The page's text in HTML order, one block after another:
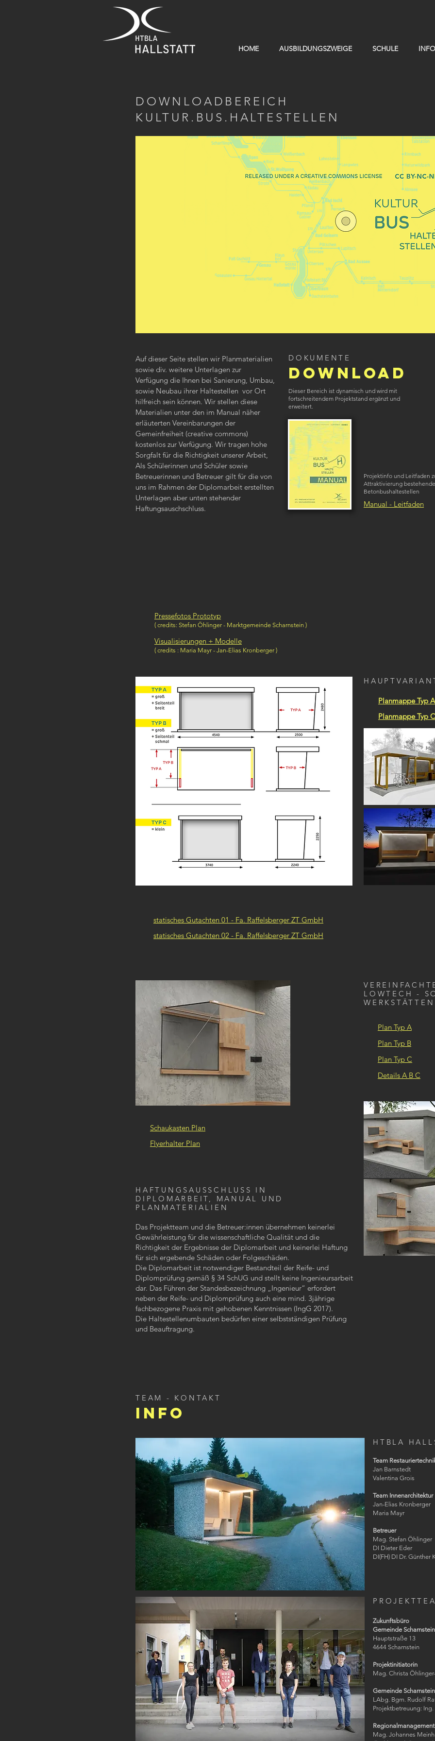
HOME AUSBILDUNGSZWEIGE SCHULE
DOWNLOADBEREICH
KULTUR.BUS.HALTESTELLEN
Auf dieser Seite stellen wir Planmaterialien
sowie div. weitere Unterlagen zur
Verfügung die Ihnen bei Sanierung, Umbau,
sowie Neubau ihrer Haltestellen vor Ort
hilfreich sein können. Wir stellen diese
Materialien unter den im Manual näher
erläuterten Vereinbarungen der
Gemeinfreiheit (creative commons)
kostenlos zur Verfügung. Wir tragen hohe
Sorgfalt für die Richtigkeit unserer Arbeit,
Als Schülerinnen und Schüler sowie
Betreuerinnen und Betreuer gilt für die von
uns im Rahmen der Diplomarbeit erstellten
Unterlagen aber unten stehender
Haftungsauschschluss.
DOKUMENTE
DOWNLOAD
Dieser Bereich ist dynamisch und wird mit
fortschreitendem Projektstand ergänzt und
erweitert.
Manual - Leitfaden
Projektinfo und Leitfaden
Attraktivierung
Betonbushaltestellen
Pressefotos Prototyp
( credits: Stefan Öhlinger - Marktgemeinde Scharnstein )
Visualisierungen + Modelle
( credits : Maria Mayr - Jan-Elias Kronberger )
Planmappe Typ
Planmappe Typ C
statisches Gutachten 01 - Fa. Raffelsberger ZT GmbH
statisches Gutachten 02 - Fa. Raffelsberger ZT GmbH
Schaukasten Plan
Flyerhalter Plan
HAFTUNGSAUSSCHLUSS IN
DIPLOMARBEIT, MANUAL UND
PLANMATERIALIEN
Das Projektteam und die Betreuer:innen übernehmen keinerlei
Gewährleistung für die wissenschaftliche Qualität und die
Richtigkeit der Ergebnisse der Diplomarbeit und keinerlei Haftung
für sich ergebende Schäden oder Folgeschäden.
Die Diplomarbeit ist notwendiger Bestandteil der Reife- und
Diplomprüfung gemäß § 34 SchUG und stellt keine Ingenieursarbeit
dar. Das Führen der Standesbezeichnung „Ingenieur“ erfordert
neben der Reife- und Diplomprüfung auch eine mind. 3jährige
fachbezogene Praxis mit gehobenen Kenntnissen (IngG 2017).
Die Haltestellenumbauten bedürfen einer selbstständigen Prüfung
und Beauftragung.
LOWTECH -
WERKSTÄTTEN
Plan Typ A
Plan Typ B
Plan Typ C
Details A B C
TEAM - KONTAKT
INFO
HTBLA
Team
Jan Barnstedt
Valentina Grois
Team Innenarchitektur
Jan-Elias Kronberger
Maria Mayr
Betreuer
Mag. Stefan Öhlinger
DI Dieter Eder
DI(FH) DI Dr. Günther
Zukunftsbüro
Gemeinde Scharnstein
Hauptstraße 13
4644 Scharnstein
Projektinitiatorin
Mag. Christa
Gemeinde Scharnstein
LAbg. Bgm. Rudolf
Projektbetreuung:
Mag. Johannes